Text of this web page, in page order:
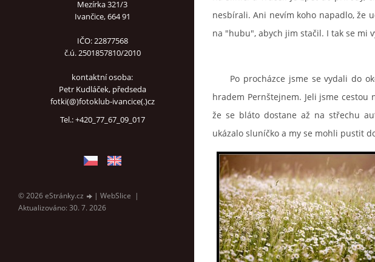
Mezírka 321/3
Ivančice, 664 91
IČO: 22877568
č.ú. 2501857810/2010
kontaktní osoba:
Petr Kudláček, předseda
fotki(@)fotoklub-ivancice(.)cz
Tel.: +420_77_67_09_017
© 2026 eStránky.cz | WebSlice |
Aktualizováno: 30. 7. 2026
nesbírali. Ani nevím koho napadlo, že
na "hubu", abych jim stačil. I tak se mi
Po procházce jsme se vydali do
hradem Pernštejnem. Jeli jsme cestou
že se bláto dostane až na střechu
ukázalo sluníčko a my se mohli pustit